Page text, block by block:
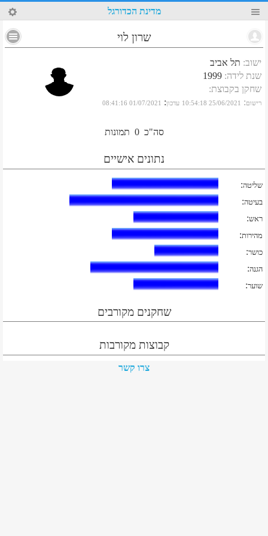
65 מדינת הכדורגל
שרון לוי
ישוב: תל אביב
שנת לידה:
1999
שחקן בקבוצת:
רישום:
25/06/2021 10:54:18 עדכון:
01/07/2021 08:41:16
סה"כ 0 תמונות
נתונים אישיים
שליטה:
בעיטה:
ראש:
מהירות:
כושר:
הגנה:
שוער:
שחקנים מקורבים
קבוצות מקורבות
צרו קשר